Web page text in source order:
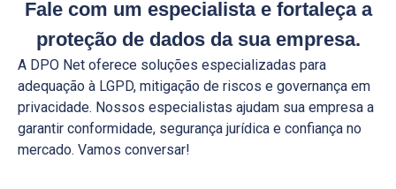
Fale com um especialistae fortaleça a
proteção de dados da sua empresa.
A DPO Net oferece soluções especializadas para
adequação à LGPD, mitigação de riscos e governança em
privacidade. Nossos especialistas ajudam sua empresa a
garantir conformidade, segurança jurídica e confiança no
mercado. Vamos conversar!